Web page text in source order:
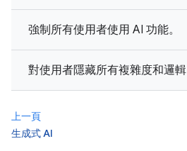
強制所有使用者使用 AI 功能。
對使用者隱藏所有複雜度和邏輯
上一頁
生成式 AI